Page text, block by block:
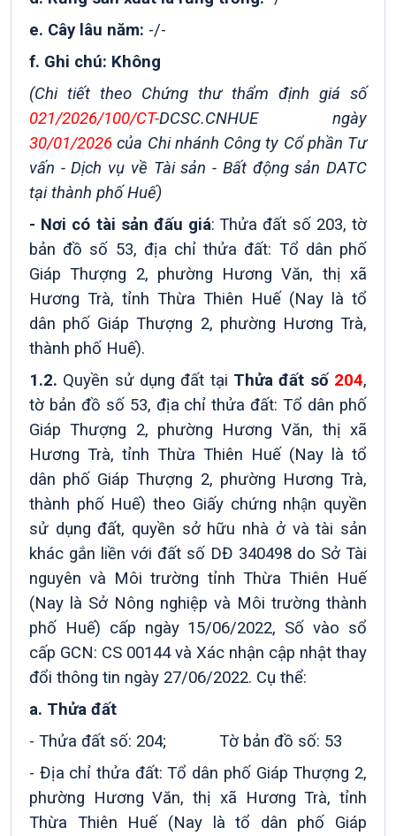
e. Cây lâu năm: -/-
f. Ghi chú: Không
(Chi tiết theo Chứng thư thẩm định giá số
021/2026/100/CT-DCSC.CNHUE ngày
30/01/2026của Chi nhánh Công ty Cổ phần Tư
vấn - Dịch vụ về Tài sản - Bất động sản DATC
tại thành phố Huế)
- Nơi có tài sản đấu giá: Thửa đất số 203, tờ
bản đồ số 53, địa chỉ thửa đất: Tổ dân phố
Giáp Thượng 2, phường Hương Văn, thị xã
Hương Trà, tỉnh Thừa Thiên Huế (Nay là tổ
dân phố Giáp Thượng 2, phường Hương Trà,
thành phố Huế).
1.2. Quyền sử dụng đất tại Thửa đất số 204,
tờ bản đồ số 53, địa chỉ thửa đất: Tổ dân phố
Giáp Thượng 2, phường Hương Văn, thị xã
Hương Trà, tỉnh Thừa Thiên Huế (Nay là tổ
dân phố Giáp Thượng 2, phường Hương Trà,
thành phố Huế) theo Giấy chứng nhận quyền
sử dụng đất, quyền sở hữu nhà ở và tài sản
khác gắn liền với đất số DĐ 340498 do Sở Tài
nguyên và Môi trường tỉnh Thừa Thiên Huế
(Nay là Sở Nông nghiệp và Môi trường thành
phố Huế) cấp ngày 15/06/2022, Số vào sổ
cấp GCN: CS 00144 và Xác nhận cập nhật thay
đổi thông tin ngày 27/06/2022. Cụ thể:
a. Thửa đất
- Thửa đất số: 204; Tờ bản đồ số: 53
- Địa chỉ thửa đất: Tổ dân phố Giáp Thượng 2,
phường Hương Văn, thị xã Hương Trà, tỉnh
Thừa Thiên Huế (Nay là tổ dân phố Giáp